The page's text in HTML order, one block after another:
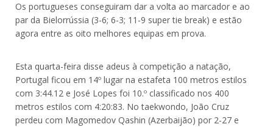
Os portugueses conseguiram dar a volta ao marcador e ao
par da Bielorrússia (3-6; 6-3; 11-9 super tie break) e estão
agora entre as oito melhores equipas em prova.
Esta quarta-feira disse adeus à competição a natação,
Portugal ficou em 14º lugar na estafeta 100 metros estilos
com 3:44.12 e José Lopes foi 10.º classificado nos 400
metros estilos com 4:20:83. No taekwondo, João Cruz
perdeu com Magomedov Qashin (Azerbaijão) por 2-27 e